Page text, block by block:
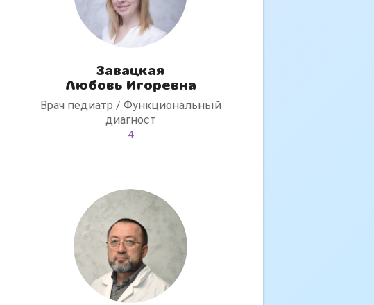
Завацкая
Любовь Игоревна
Врач педиатр / Функциональный
диагност
4